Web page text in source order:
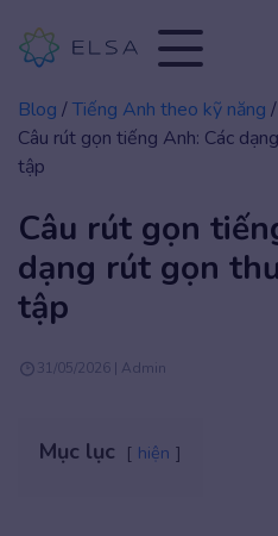
Blog /Tiếng Anh theo kỹ năng /
Câu rút gọn tiếng Anh: Các
tập
Câu rút gọn
dạng rút gọn
tập
31/05/2026 | Admin
Mục lục hiện